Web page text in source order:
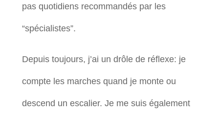
pas quotidiens recommandés par les
“spécialistes”.
Depuis toujours, j’ai un drôle de réflexe: je
compte les marches quand je monte ou
descend un escalier. Je me suis également